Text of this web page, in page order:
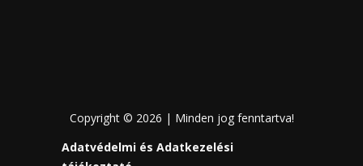
Copyright © 2026 | Minden jog fenntartva!
Adatvédelmi és Adatkezelési